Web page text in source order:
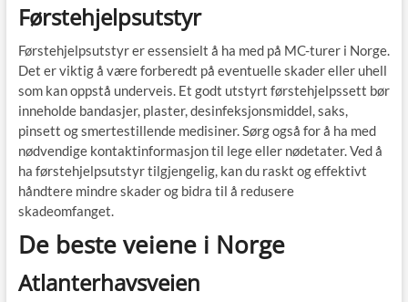
Førstehjelpsutstyr
Førstehjelpsutstyr er essensielt å ha med på MC-turer i Norge.
Det er viktig å være forberedt på eventuelle skader eller uhell
som kan oppstå underveis. Et godt utstyrt førstehjelpssett bør
inneholde bandasjer, plaster, desinfeksjonsmiddel, saks,
pinsett og smertestillende medisiner. Sørg også for å ha med
nødvendige kontaktinformasjon til lege eller nødetater. Ved å
ha førstehjelpsutstyr tilgjengelig, kan du raskt og effektivt
håndtere mindre skader og bidra til å redusere
skadeomfanget.
De beste veiene i Norge
Atlanterhavsveien